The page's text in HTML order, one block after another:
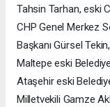
Tahsin Tarhan, eski
CHP Genel Merkez
Başkanı Gürsel
Maltepe eski
Ataşehir eski
Milletvekili Gamze